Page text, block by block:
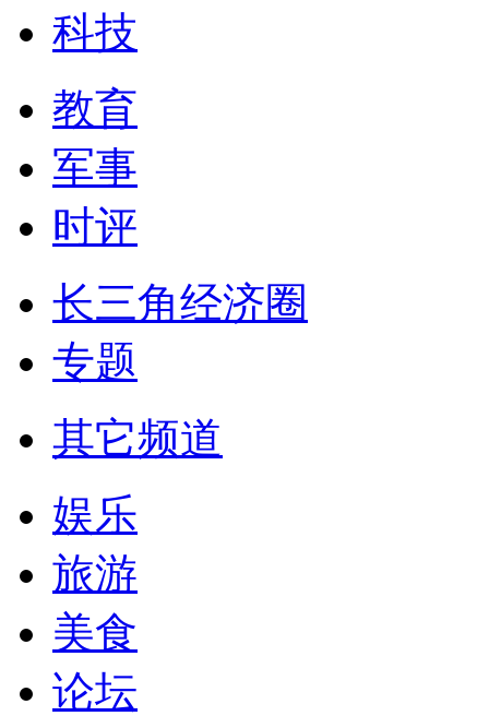
科技
教育
军事
时评
长三角经济圈
专题
其它频道
娱乐
旅游
美食
论坛